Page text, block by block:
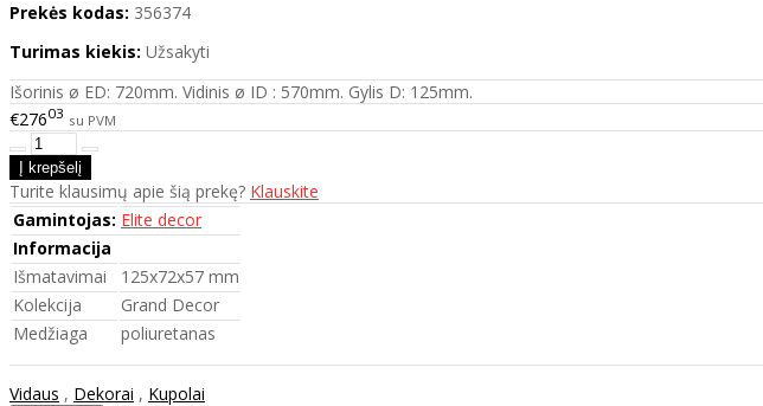
Prekės kodas: 356374
Turimas kiekis: Užsakyti
Išorinis ø ED: 720mm. Vidinis ø ID : 570mm. Gylis D: 125mm.
€27603 su PVM
Turite klausimų apie šią prekę? Klauskite
Gamintojas: Elite decor
Informacija
Išmatavimai
125x72x57 mm
Kolekcija
Grand Decor
Medžiaga
poliuretanas
Vidaus , Dekorai , Kupolai